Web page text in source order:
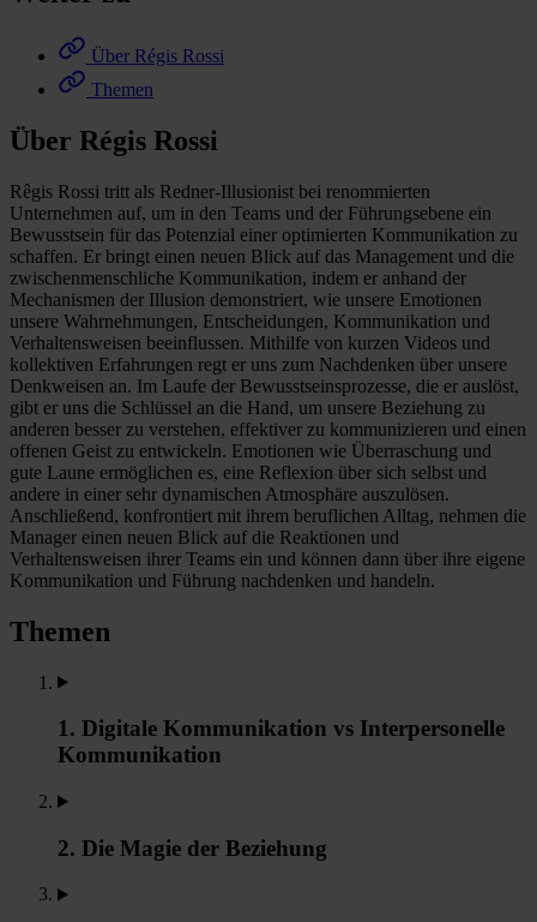
Über Régis Rossi
Themen
Über Régis Rossi
Rêgis Rossi tritt als Redner-Illusionist bei renommierten
Unternehmen auf, um in den Teams und der Führungsebene ein
Bewusstsein für das Potenzial einer optimierten Kommunikation zu
schaffen. Er bringt einen neuen Blick auf das Management und die
zwischenmenschliche Kommunikation, indem er anhand der
Mechanismen der Illusion demonstriert, wie unsere Emotionen
unsere Wahrnehmungen, Entscheidungen, Kommunikation und
Verhaltensweisen beeinflussen. Mithilfe von kurzen Videos und
kollektiven Erfahrungen regt er uns zum Nachdenken über unsere
Denkweisen an. Im Laufe der Bewusstseinsprozesse, die er auslöst,
gibt er uns die Schlüssel an die Hand, um unsere Beziehung zu
anderen besser zu verstehen, effektiver zu kommunizieren und einen
offenen Geist zu entwickeln. Emotionen wie Überraschung und
gute Laune ermöglichen es, eine Reflexion über sich selbst und
andere in einer sehr dynamischen Atmosphäre auszulösen.
Anschließend, konfrontiert mit ihrem beruflichen Alltag, nehmen die
Manager einen neuen Blick auf die Reaktionen und
Verhaltensweisen ihrer Teams ein und können dann über ihre eigene
Kommunikation und Führung nachdenken und handeln.
Themen
1. Digitale Kommunikation vs Interpersonelle
Kommunikation
2. Die Magie der Beziehung